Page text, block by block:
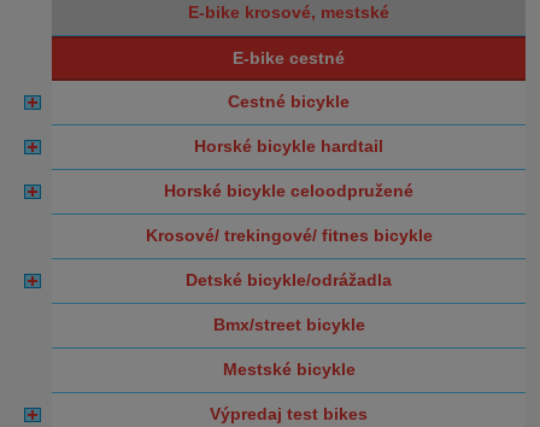
e-bike krosové, mestské
e-bike cestné
cestné bicykle
horské bicykle hardtail
horské bicykle celoodpružené
krosové/ trekingové/ fitnes bicykle
detské bicykle/odrážadla
bmx/street bicykle
mestské bicykle
výpredaj test bikes